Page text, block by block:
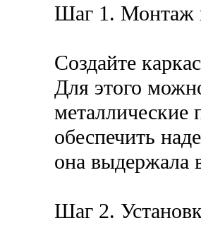
Шаг 1. Монтаж
Создайте
Для этого
металлические
обеспечить
она выдержала
Шаг 2.